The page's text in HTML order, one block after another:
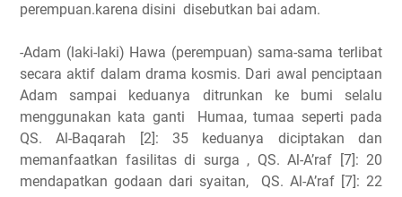
perempuan.karena disini disebutkan bai adam.
-Adam (laki-laki) Hawa (perempuan) sama-sama terlibat
secara aktif dalam drama kosmis. Dari awal penciptaan
Adam sampai keduanya ditrunkan ke bumi selalu
menggunakan kata ganti Humaa, tumaa seperti pada
QS. Al-Baqarah [2]: 35 keduanya diciptakan dan
memanfaatkan fasilitas di surga , QS. Al-A’raf [7]: 20
mendapatkan godaan dari syaitan, QS. Al-A’raf [7]: 22